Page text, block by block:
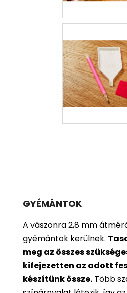
GYÉMÁNTOK
A vászonra 2,8 mm
gyémántok kerülnek.
meg az összes
kifejezetten az adott
készítünk össze. Több